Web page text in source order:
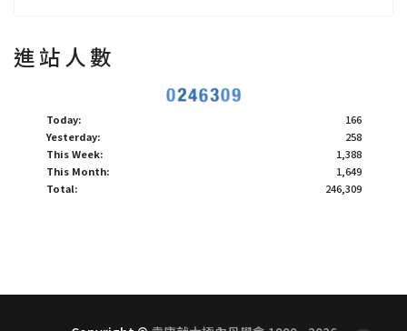
進 站 人 數
Today:
166
Yesterday:
258
This Week:
1,388
This Month:
1,649
Total:
246,309